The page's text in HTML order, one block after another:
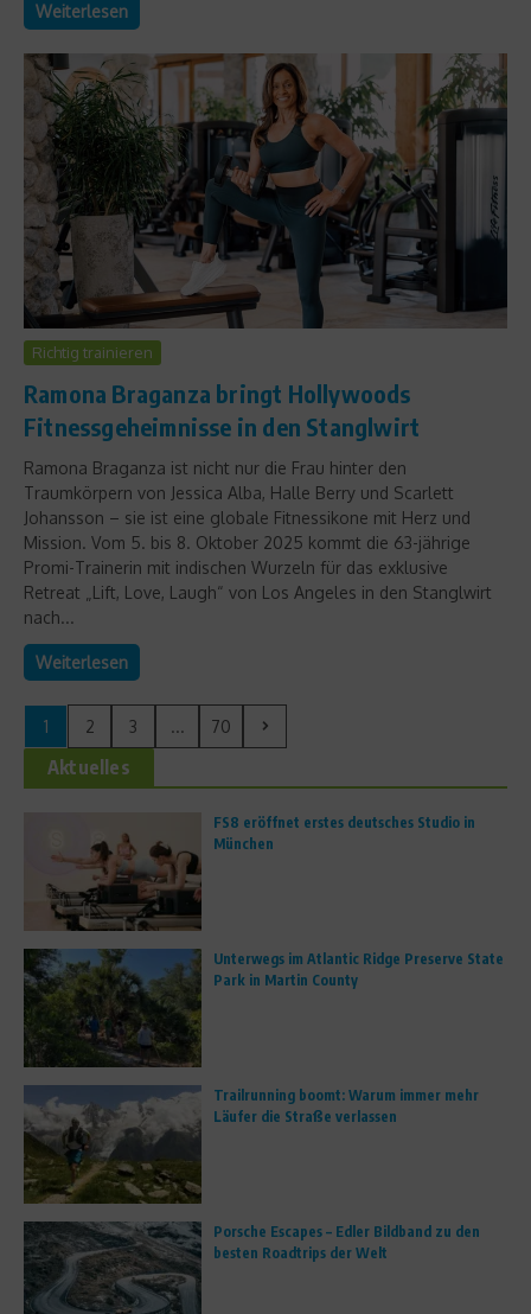
Weiterlesen
Richtig trainieren
Ramona Braganza bringt Hollywoods
Fitnessgeheimnisse in den Stanglwirt
Ramona Braganza ist nicht nur die Frau hinter den
Traumkörpern von Jessica Alba, Halle Berry und Scarlett
Johansson – sie ist eine globale Fitnessikone mit Herz und
Mission. Vom 5. bis 8. Oktober 2025 kommt die 63-jährige
Promi-Trainerin mit indischen Wurzeln für das exklusive
Retreat „Lift, Love, Laugh“ von Los Angeles in den Stanglwirt
nach...
Weiterlesen
1 2 3 ... 70
Aktuelles
FS8 eröffnet erstes deutsches Studio in
München
Unterwegs im Atlantic Ridge Preserve State
Park in Martin County
Trailrunning boomt: Warum immer mehr
Läufer die Straße verlassen
Porsche Escapes – Edler Bildband zu den
besten Roadtrips der Welt